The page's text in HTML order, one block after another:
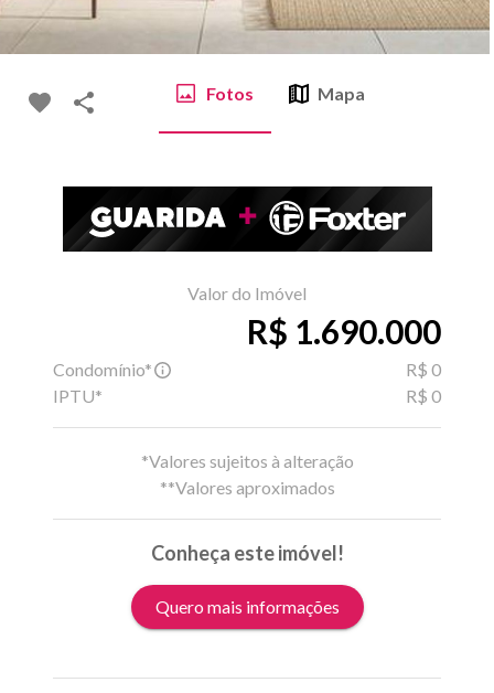
Fotos Mapa
Valor do Imóvel
R$ 1.690.000
Condomínio*
R$ 0
IPTU*
R$ 0
*Valores sujeitos à alteração
**Valores aproximados
Conheça este imóvel!
Quero mais informações